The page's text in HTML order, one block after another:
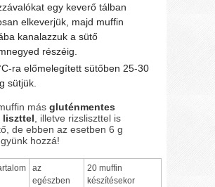
egy keverő tálban
elkeverjük, majd muffin
kanalazzuk a sütő
részéig.
ra előmelegített sütőben 25-30
sütjük.
másgluténmentes
liszttel , illetve rizsliszttel is
de ebben az esetben 6 g
hozzá!
az
egészben
20 muffin
készítésekor